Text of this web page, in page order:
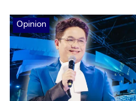
Opinion